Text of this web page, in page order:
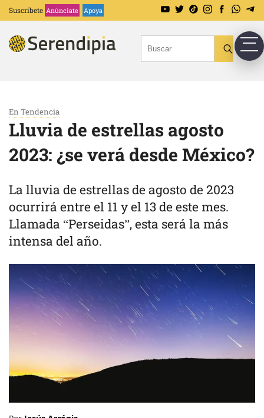
Suscríbete Anúnciate Apoya
En Tendencia
Lluvia de estrellas agosto
2023: ¿se verá desde México?
La lluvia de estrellas de agosto de 2023
ocurrirá entre el 11 y el 13 de este mes.
Llamada “Perseidas”, esta será la más
intensa del año.